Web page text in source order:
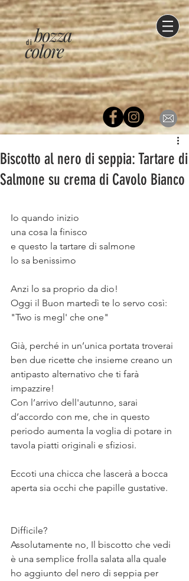
di
colore
bozza
Biscotto al nero di seppia: Tartare di
Salmone su crema di Cavolo Bianco
Io quando inizio⠀
una cosa la finisco ⠀
e questo la tartare di salmone ⠀
lo sa benissimo⠀
Anzi lo sa proprio da dio!⠀⠀
Oggi il Buon martedì te lo servo così:
"Two is megl' che one"⠀⠀
Già, perché in un’unica portata troverai
ben due ricette che insieme creano un
antipasto alternativo che ti farà
impazzire!⠀⠀
Con l’arrivo dell'autunno, sarai
d’accordo con me, che in questo
periodo aumenta la voglia di potare in
tavola piatti originali e sfiziosi. ⠀⠀
Eccoti una chicca che lascerà a bocca
aperta sia occhi che papille gustative.
Difficile?⠀⠀
Assolutamente no, Il biscotto che vedi
è una semplice frolla salata alla quale
ho aggiunto del nero di seppia per